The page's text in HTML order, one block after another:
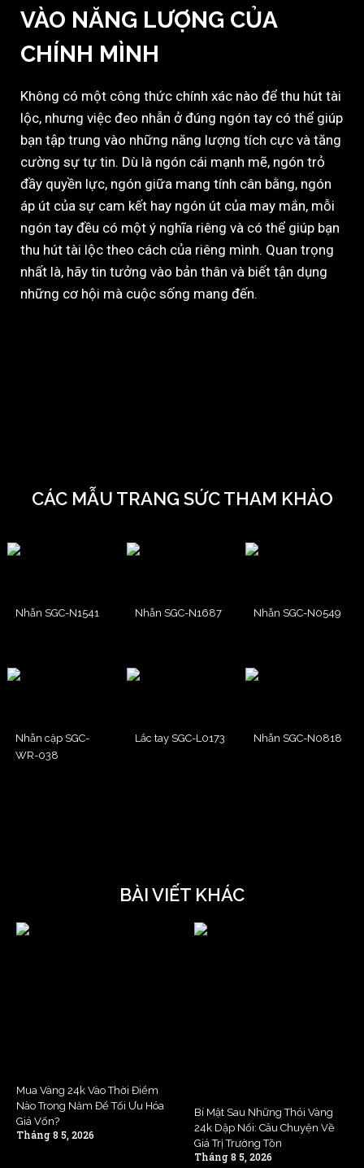
VÀO NĂNG LƯỢNG CỦA
CHÍNH MÌNH
Không có một công thức chính xác nào để thu hút tài
lộc, nhưng việc đeo nhẫn ở đúng ngón tay có thể giúp
bạn tập trung vào những năng lượng tích cực và tăng
cường sự tự tin. Dù là ngón cái mạnh mẽ, ngón trỏ
đầy quyền lực, ngón giữa mang tính cân bằng, ngón
áp út của sự cam kết hay ngón út của may mắn, mỗi
ngón tay đều có một ý nghĩa riêng và có thể giúp bạn
thu hút tài lộc theo cách của riêng mình. Quan trọng
nhất là, hãy tin tưởng vào bản thân và biết tận dụng
những cơ hội mà cuộc sống mang đến.
CÁC MẪU TRANG SỨC THAM KHẢO
Nhẫn SGC-N1541 Nhẫn SGC-N1687 Nhẫn SGC-N0549
Nhẫn cặp SGC-
WR-038
Lắc tay SGC-L0173 Nhẫn SGC-N0818
BÀI VIẾT KHÁC
Mua Vàng 24k Vào Thời Điểm
Nào Trong Năm Để Tối Ưu Hóa
Giá Vốn?
Tháng 8 5, 2026
Bí Mật Sau Những Thỏi Vàng
24k Dập Nổi: Câu Chuyện Về
Giá Trị Trường Tồn
Tháng 8 5, 2026